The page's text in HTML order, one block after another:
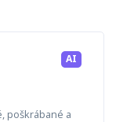
AI
poškrábané a